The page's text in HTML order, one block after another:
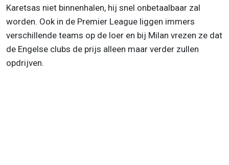
Karetsas niet binnenhalen, hij snel onbetaalbaar zal
worden. Ook in de Premier League liggen immers
verschillende teams op de loer en bij Milan vrezen ze dat
de Engelse clubs de prijs alleen maar verder zullen
opdrijven.